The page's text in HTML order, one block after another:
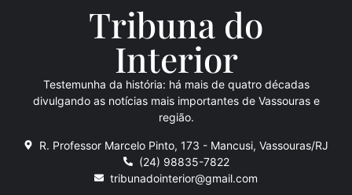
Tribuna do
Interior
Testemunha da história: há mais de quatro décadas
divulgando as notícias mais importantes de Vassouras e
região.
R. Professor Marcelo Pinto, 173 - Mancusi, Vassouras/RJ
(24) 98835-7822
tribunadointerior@gmail.com